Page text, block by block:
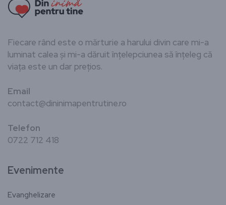
Fiecare rând este o mărturie a harului divin care mi-a
luminat calea și mi-a dăruit înțelepciunea să înțeleg că
viața este un dar prețios.
Email
contact@dininimapentrutine.ro
Telefon
0722 712 418
Evenimente
Evanghelizare